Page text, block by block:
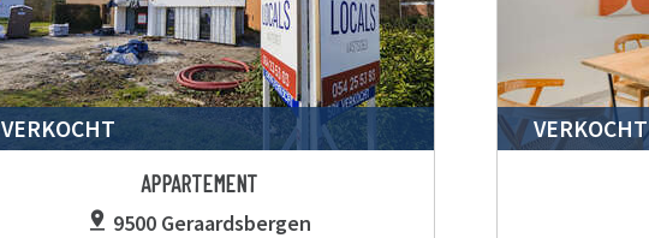
VERKOCHT
APPARTEMENT
9500 Geraardsbergen
VERKOCHT